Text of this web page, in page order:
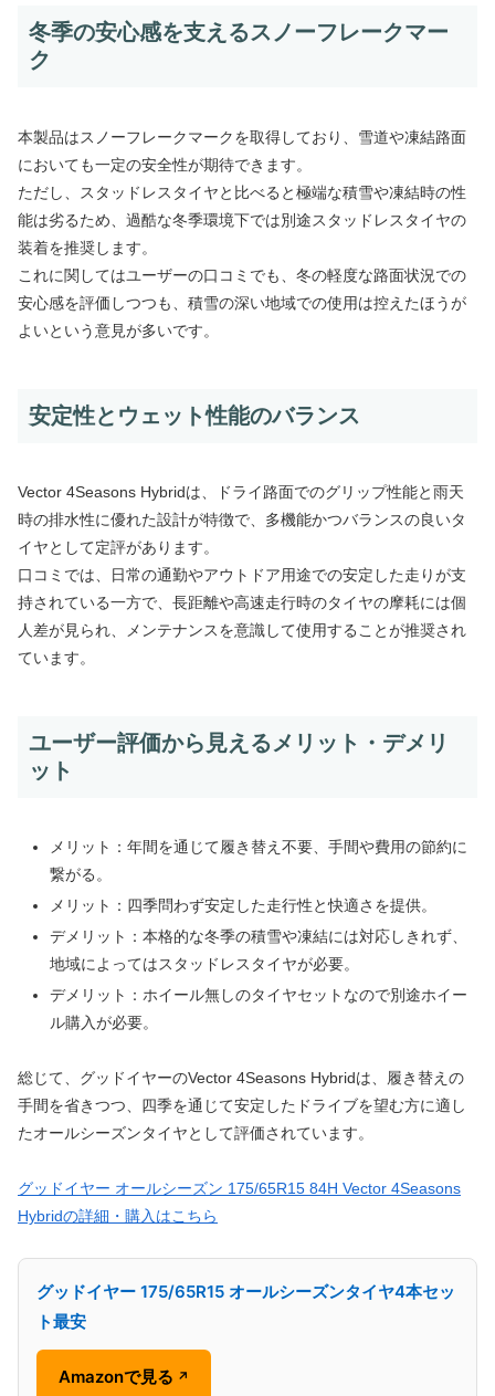
冬季の安心感を支えるスノーフレークマー
ク
本製品はスノーフレークマークを取得しており、雪道や凍結路面
においても一定の安全性が期待できます。
ただし、スタッドレスタイヤと比べると極端な積雪や凍結時の性
能は劣るため、過酷な冬季環境下では別途スタッドレスタイヤの
装着を推奨します。
これに関してはユーザーの口コミでも、冬の軽度な路面状況での
安心感を評価しつつも、積雪の深い地域での使用は控えたほうが
よいという意見が多いです。
安定性とウェット性能のバランス
Vector 4Seasons Hybridは、ドライ路面でのグリップ性能と雨天
時の排水性に優れた設計が特徴で、多機能かつバランスの良いタ
イヤとして定評があります。
口コミでは、日常の通勤やアウトドア用途での安定した走りが支
持されている一方で、長距離や高速走行時のタイヤの摩耗には個
人差が見られ、メンテナンスを意識して使用することが推奨され
ています。
ユーザー評価から見えるメリット・デメリ
ット
メリット：年間を通じて履き替え不要、手間や費用の節約に
繋がる。
メリット：四季問わず安定した走行性と快適さを提供。
デメリット：本格的な冬季の積雪や凍結には対応しきれず、
地域によってはスタッドレスタイヤが必要。
デメリット：ホイール無しのタイヤセットなので別途ホイー
ル購入が必要。
総じて、グッドイヤーのVector 4Seasons Hybridは、履き替えの
手間を省きつつ、四季を通じて安定したドライブを望む方に適し
たオールシーズンタイヤとして評価されています。
グッドイヤー オールシーズン 175/65R15 84H Vector 4Seasons
Hybridの詳細・購入はこちら
グッドイヤー 175/65R15 オールシーズンタイヤ4本セッ
ト最安
Amazonで見る ↗